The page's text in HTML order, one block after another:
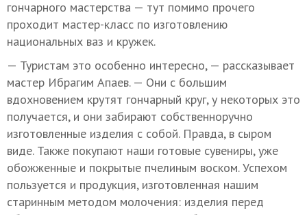
гончарного мастерства — тут помимо прочего
проходит мастер-класс по изготовлению
национальных ваз и кружек.
— Туристам это особенно интересно, — рассказывает
мастер Ибрагим Апаев. — Они с большим
вдохновением крутят гончарный круг, у некоторых это
получается, и они забирают собственноручно
изготовленные изделия с собой. Правда, в сыром
виде. Также покупают наши готовые сувениры, уже
обожженные и покрытые пчелиным воском. Успехом
пользуется и продукция, изготовленная нашим
старинным методом молочения: изделия перед